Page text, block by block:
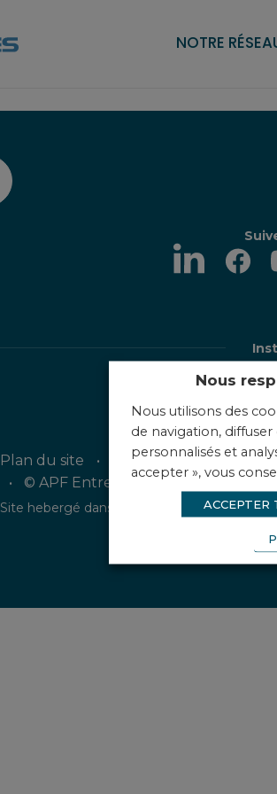
NOTRE
Plan du site Mentions légales
© APF Entreprises 2023 - Tous
Site hebergé dans un green data center
Nous
Nous utilisons des
de navigation,
personnalisés et
accepter », vous
ACCEPTER